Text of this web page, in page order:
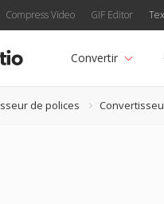
Compress Video GIF Editor
Convertir
de polices